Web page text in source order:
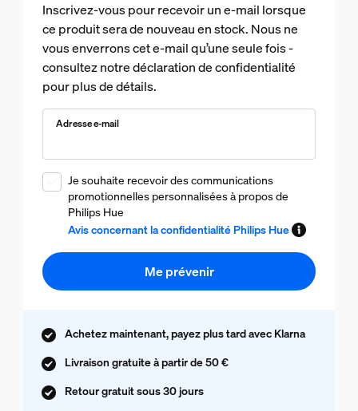
Inscrivez-vous pour recevoir un e-mail lorsque
ce produit sera de nouveau en stock. Nous ne
vous enverrons cet e-mail qu’une seule fois -
consultez notre déclaration de confidentialité
pour plus de détails.
Adresse e-mail
Je souhaite recevoir des communications
promotionnelles personnalisées à propos de
Philips Hue
Avis concernant la confidentialité Philips Hue
Me prévenir
Achetez maintenant, payez plus tard avec Klarna
Livraison gratuite à partir de 50 €
Retour gratuit sous 30 jours